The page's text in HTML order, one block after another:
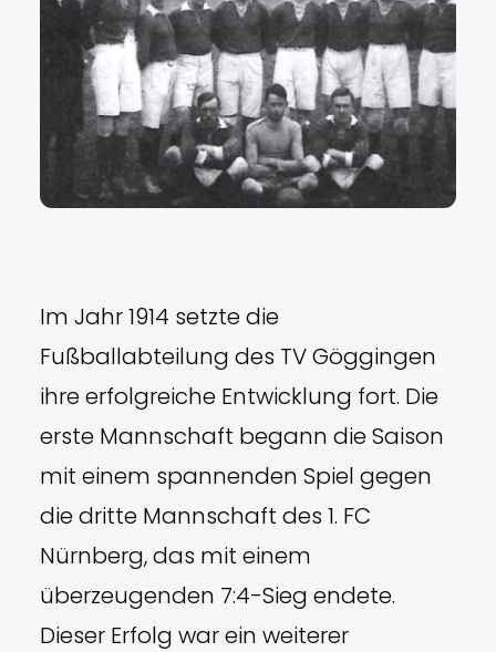
Im Jahr 1914 setzte die
Fußballabteilung des TV Göggingen
ihre erfolgreiche Entwicklung fort. Die
erste Mannschaft begann die Saison
mit einem spannenden Spiel gegen
die dritte Mannschaft des 1. FC
Nürnberg, das mit einem
überzeugenden 7:4-Sieg endete.
Dieser Erfolg war ein weiterer